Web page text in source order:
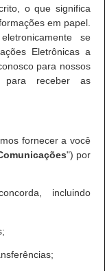
o que significa
em papel.
se
Eletrônicas a
para nossos
para receber as
fornecer a você
") por
incluindo